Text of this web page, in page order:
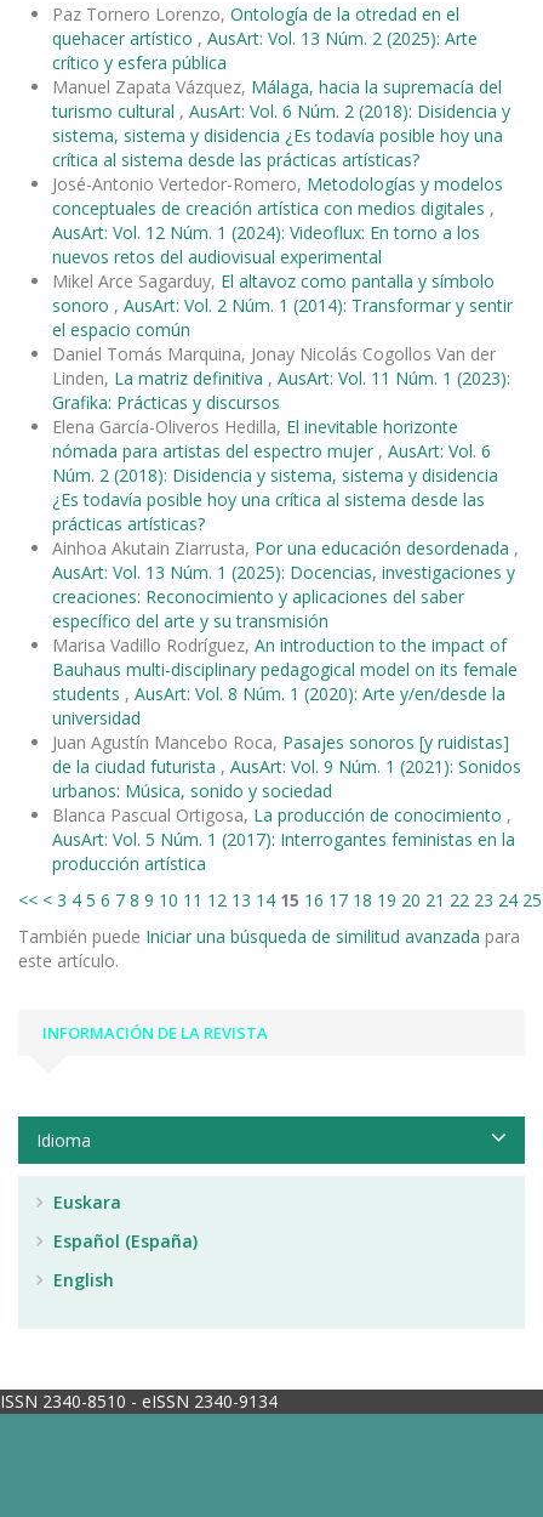
Paz Tornero Lorenzo, Ontología de la otredad en el
quehacer artístico , AusArt: Vol. 13 Núm. 2 (2025): Arte
crítico y esfera pública
Manuel Zapata Vázquez, Málaga, hacia la supremacía del
turismo cultural , AusArt: Vol. 6 Núm. 2 (2018): Disidencia y
sistema, sistema y disidencia ¿Es todavía posible hoy una
crítica al sistema desde las prácticas artísticas?
José-Antonio Vertedor-Romero, Metodologías y modelos
conceptuales de creación artística con medios digitales ,
AusArt: Vol. 12 Núm. 1 (2024): Videoflux: En torno a los
nuevos retos del audiovisual experimental
Mikel Arce Sagarduy, El altavoz como pantalla y símbolo
sonoro , AusArt: Vol. 2 Núm. 1 (2014): Transformar y sentir
el espacio común
Daniel Tomás Marquina, Jonay Nicolás Cogollos Van der
Linden, La matriz definitiva , AusArt: Vol. 11 Núm. 1 (2023):
Grafika: Prácticas y discursos
Elena García-Oliveros Hedilla, El inevitable horizonte
nómada para artistas del espectro mujer , AusArt: Vol. 6
Núm. 2 (2018): Disidencia y sistema, sistema y disidencia
¿Es todavía posible hoy una crítica al sistema desde las
prácticas artísticas?
Ainhoa Akutain Ziarrusta, Por una educación desordenada ,
AusArt: Vol. 13 Núm. 1 (2025): Docencias, investigaciones y
creaciones: Reconocimiento y aplicaciones del saber
específico del arte y su transmisión
Marisa Vadillo Rodríguez, An introduction to the impact of
Bauhaus multi-disciplinary pedagogical model on its female
students , AusArt: Vol. 8 Núm. 1 (2020): Arte y/en/desde la
universidad
Juan Agustín Mancebo Roca, Pasajes sonoros [y ruidistas]
de la ciudad futurista , AusArt: Vol. 9 Núm. 1 (2021): Sonidos
urbanos: Música, sonido y sociedad
Blanca Pascual Ortigosa, La producción de conocimiento ,
AusArt: Vol. 5 Núm. 1 (2017): Interrogantes feministas en la
producción artística
<< < 3 4 5 6 7 8 9 10 11 12 13 14 15 16 17 18 19 20 21 22 23 24 25
También puede Iniciar una búsqueda de similitud avanzada para
este artículo.
INFORMACIÓN DE LA REVISTA
Idioma
Euskara
Español (España)
English
ISSN 2340-8510 - eISSN 2340-9134